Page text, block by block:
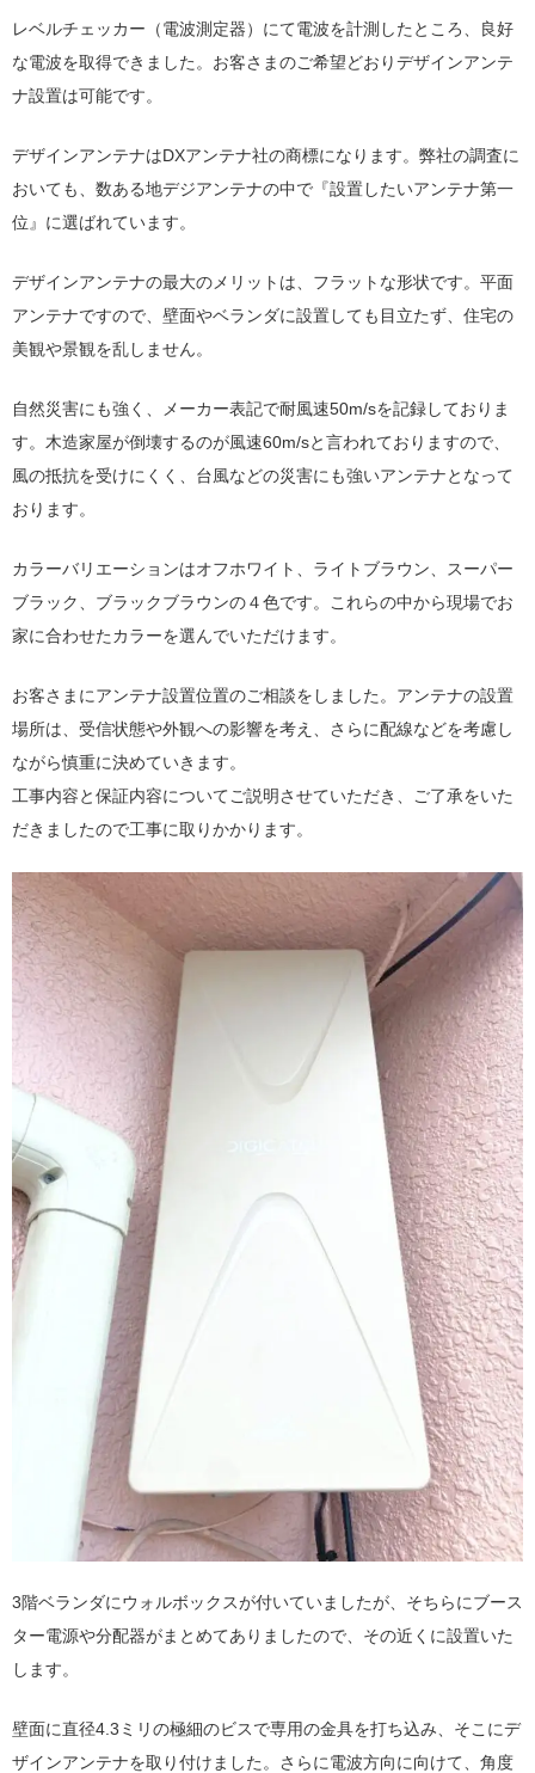
レベルチェッカー（電波測定器）にて電波を計測したところ、良好
な電波を取得できました。お客さまのご希望どおりデザインアンテ
ナ設置は可能です。
デザインアンテナはDXアンテナ社の商標になります。弊社の調査に
おいても、数ある地デジアンテナの中で『設置したいアンテナ第一
位』に選ばれています。
デザインアンテナの最大のメリットは、フラットな形状です。平面
アンテナですので、壁面やベランダに設置しても目立たず、住宅の
美観や景観を乱しません。
自然災害にも強く、メーカー表記で耐風速50m/sを記録しておりま
す。木造家屋が倒壊するのが風速60m/sと言われておりますので、
風の抵抗を受けにくく、台風などの災害にも強いアンテナとなって
おります。
カラーバリエーションはオフホワイト、ライトブラウン、スーパー
ブラック、ブラックブラウンの４色です。これらの中から現場でお
家に合わせたカラーを選んでいただけます。
お客さまにアンテナ設置位置のご相談をしました。アンテナの設置
場所は、受信状態や外観への影響を考え、さらに配線などを考慮し
ながら慎重に決めていきます。
工事内容と保証内容についてご説明させていただき、ご了承をいた
だきましたので工事に取りかかります。
3階ベランダにウォルボックスが付いていましたが、そちらにブース
ター電源や分配器がまとめてありましたので、その近くに設置いた
します。
壁面に直径4.3ミリの極細のビスで専用の金具を打ち込み、そこにデ
ザインアンテナを取り付けました。さらに電波方向に向けて、角度